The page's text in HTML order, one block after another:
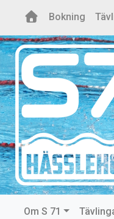
Bokning
Om S 71